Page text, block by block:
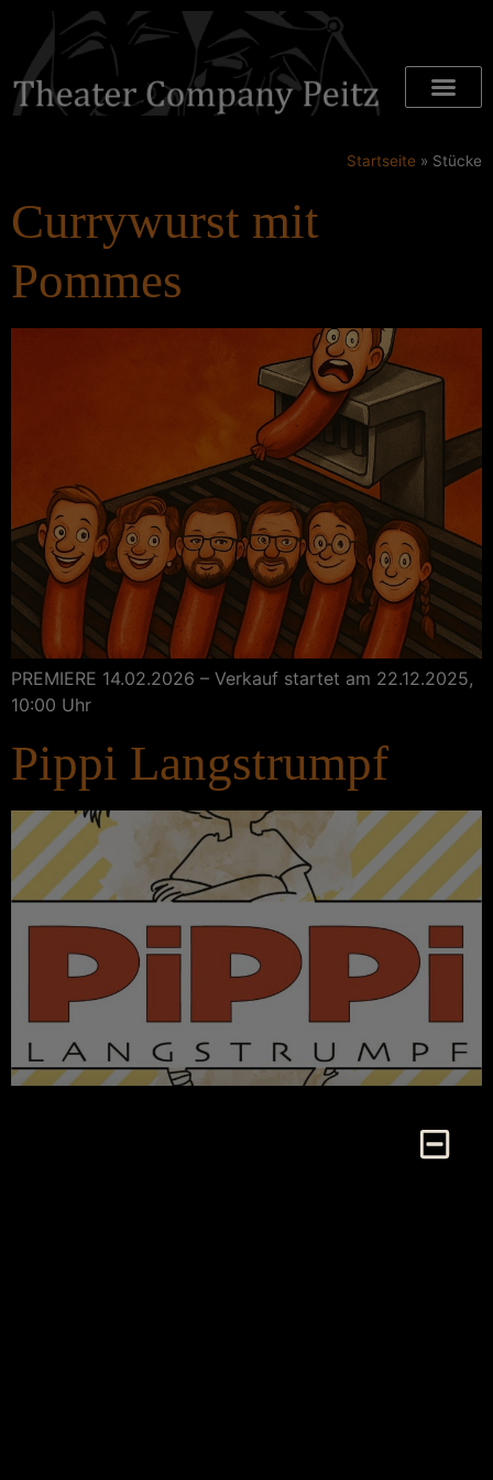
Startseite » Stücke
Currywurst mit
Pommes
PREMIERE 14.02.2026 – Verkauf startet am 22.12.2025,
10:00 Uhr
Pippi Langstrumpf
PREMIERE 06.12.2025 – Verkauf startet am 20.10.2025,